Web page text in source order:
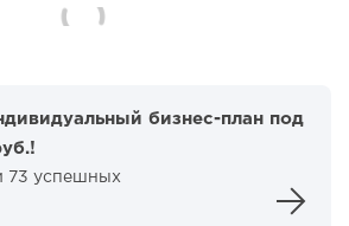
бизнес-план под
73 успешных